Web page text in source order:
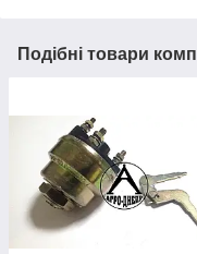
Подібні товари